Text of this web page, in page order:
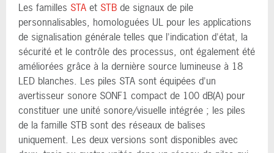
Les familles STA et STB de signaux de pile
personnalisables, homologuées UL pour les applications
de signalisation générale telles que l'indication d'état, la
sécurité et le contrôle des processus, ont également été
améliorées grâce à la dernière source lumineuse à 18
LED blanches. Les piles STA sont équipées d'un
avertisseur sonore SONF1 compact de 100 dB(A) pour
constituer une unité sonore/visuelle intégrée ; les piles
de la famille STB sont des réseaux de balises
uniquement. Les deux versions sont disponibles avec